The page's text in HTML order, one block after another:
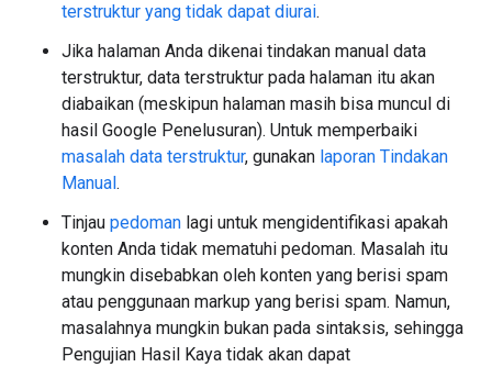
terstruktur yang tidak dapat diurai.
Jika halaman Anda dikenai tindakan manual data
terstruktur, data terstruktur pada halaman itu akan
diabaikan (meskipun halaman masih bisa muncul di
hasil Google Penelusuran). Untuk memperbaiki
masalah data terstruktur, gunakan laporan Tindakan
Manual.
Tinjau pedoman lagi untuk mengidentifikasi apakah
konten Anda tidak mematuhi pedoman. Masalah itu
mungkin disebabkan oleh konten yang berisi spam
atau penggunaan markup yang berisi spam. Namun,
masalahnya mungkin bukan pada sintaksis, sehingga
Pengujian Hasil Kaya tidak akan dapat